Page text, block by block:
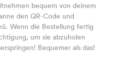
bequem von deinem
den QR-Code und
Wenn die Bestellung fertig
um sie abzuholen
Bequemer als das!